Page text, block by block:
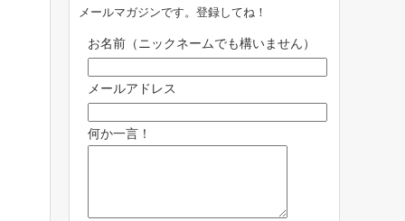
メールマガジンです。登録してね！
お名前（ニックネームでも構いません）
メールアドレス
何か一言！